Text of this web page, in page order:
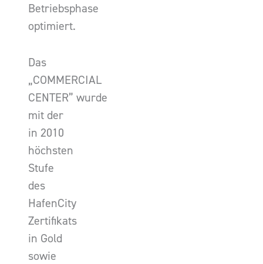
Betriebsphase
optimiert.
Das
„COMMERCIAL
CENTER” wurde
mit der
in 2010
höchsten
Stufe
des
HafenCity
Zertifikats
in Gold
sowie